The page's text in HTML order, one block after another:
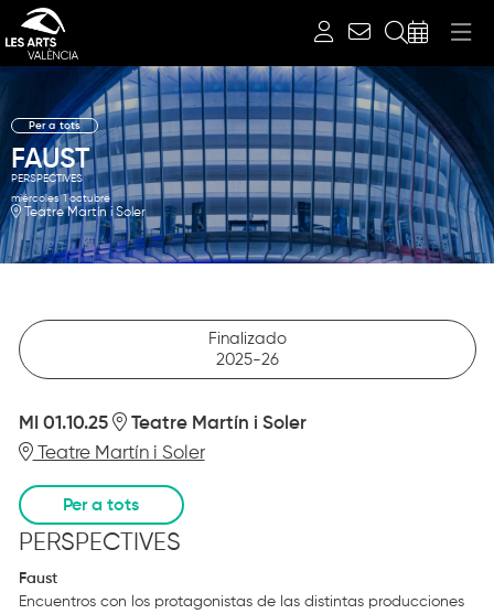
Per a tots
FAUST
PERSPECTIVES
miércoles 1 octubre
Teatre Martín i Soler
Finalizado
2025-26
MI 01.10.25
Teatre Martín i Soler
Teatre Martín i Soler
Per a tots
PERSPECTIVES
Faust
Encuentros con los protagonistas de las distintas producciones